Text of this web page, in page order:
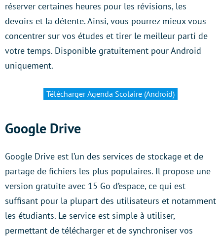
réserver certaines heures pour les révisions, les
devoirs et la détente. Ainsi, vous pourrez mieux vous
concentrer sur vos études et tirer le meilleur parti de
votre temps. Disponible gratuitement pour Android
uniquement.
Télécharger Agenda Scolaire (Android)
Google Drive
Google Drive est l’un des services de stockage et de
partage de fichiers les plus populaires. Il propose une
version gratuite avec 15 Go d’espace, ce qui est
suffisant pour la plupart des utilisateurs et notamment
les étudiants. Le service est simple à utiliser,
permettant de télécharger et de synchroniser vos